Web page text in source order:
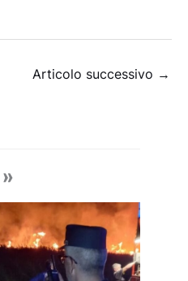
Articolo successivo →